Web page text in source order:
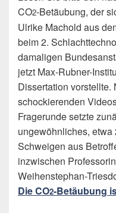
CO2-Betäubung, der
Ulrike Machold aus
beim 2.
damaligen
jetzt Max-Rubner-
Dissertation vorstellte.
schockierenden
Fragerunde setzte
ungewöhnliches,
Schweigen aus
inzwischen
Weihenstephan-
Die CO2-Betäubung